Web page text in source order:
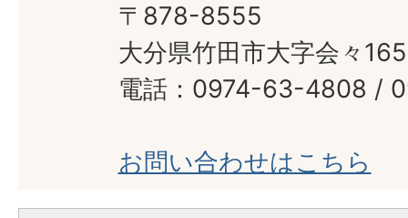
〒878-8555
大分県竹田市大字会々
電話：0974-63-4808 /
お問い合わせはこちら